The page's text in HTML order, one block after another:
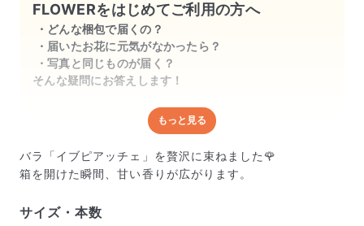
FLOWERをはじめてご利用の方へ
どんな梱包で届くの？
届いたお花に元気がなかったら？
写真と同じものが届く？
そんな疑問にお答えします！
どんな梱包で届くの？
出荷前に水揚げ（花が水を吸いやすくなる処理）を施
し、専用ボックスに丁寧に梱包してお届けしています。
きゅっとまとめられて一見窮屈そうに見えますが、輸送
もっと見る
バラ「イブピアッチェ」を贅沢に束ねました🌹
箱を開けた瞬間、甘い香りが広がります。
サイズ・本数